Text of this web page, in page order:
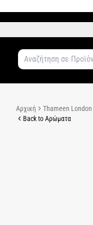
Αρχική Thameen London
Back to Αρώματα